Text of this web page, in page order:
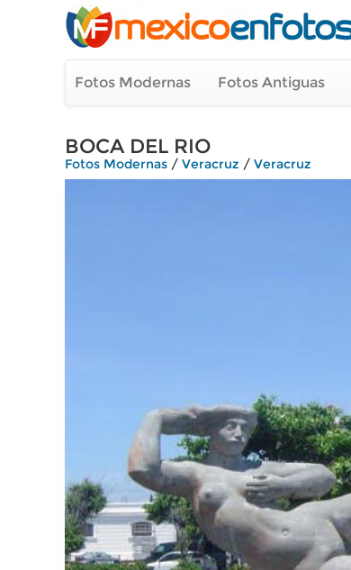
Fotos Modernas Fotos Antiguas
BOCA DEL RIO
Fotos Modernas / Veracruz / Veracruz